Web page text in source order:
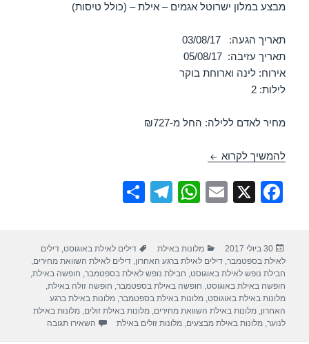
מבצע במלון ישרוטל אגמים – אילת – (כולל טיסות)
תאריך הגעה: 03/08/17
תאריך עזיבה: 05/08/17
אירוח: לינה וארוחת בוקר
לילות: 2
מחיר לאדם ללילה: החל מ-₪727
להמשיך לקרוא חופשה במלון ישרוטל אגמים – אילת 03/08/2017
F
e
b
o
o
X
E
W
s
A
p
p
T
gr
a
m
e
פורסם
בתאריך
30 ביולי 2017 קטגוריות
מלונות באילת תגיות
דילים לאילת באוגוסט ,דילים
לאילת בספטמבר ,דילים לאילת ברגע האחרון ,דילים לאילת השוואת מחירים
חבילת נופש לאילת באוגוסט חבילת נופש לאילת בספטמבר חופשה באילת
חופשה באילת באוגוסט חופשה באילת בספטמבר חופשה זולה באילת
מלונות באילת באוגוסט ,מלונות באילת בספטמבר ,מלונות באילת ברגע
האחרון ,מלונות באילת השוואת מחירים ,מלונות באילת זולים ,מלונות באילת
לנוער ,מלונות באילת מבצעים ,מלונות זולים באילת השאירו תגובה